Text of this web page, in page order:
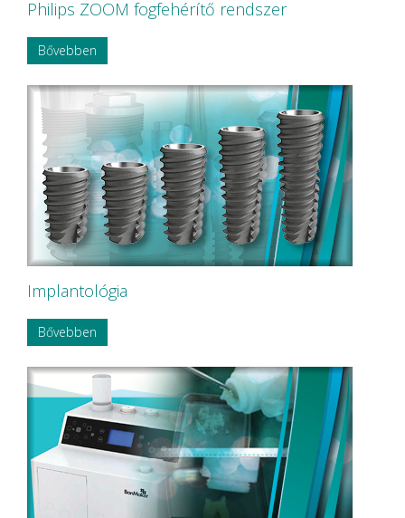
Philips ZOOM fogfehérítő rendszer
Bővebben
Implantológia
Bővebben